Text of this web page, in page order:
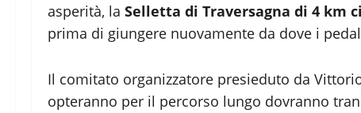
asperità, la Selletta di Traversagna di 4 km
prima di giungere nuovamente da dove i
Il comitato organizzatore presieduto da
opteranno per il percorso lungo dovranno